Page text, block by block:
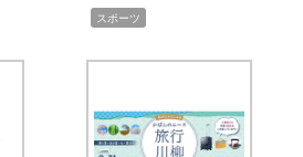
スポーツ